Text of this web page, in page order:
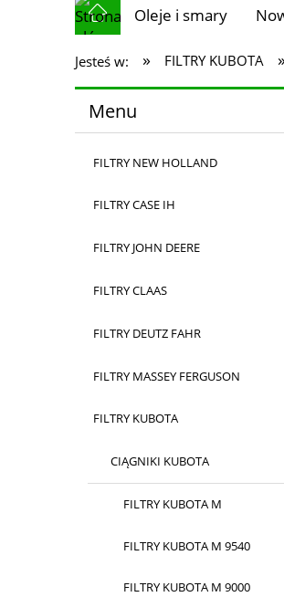
Oleje i smary
Jesteś w: » FILTRY KUBOTA
Menu
FILTRY NEW HOLLAND
FILTRY CASE IH
FILTRY JOHN DEERE
FILTRY CLAAS
FILTRY DEUTZ FAHR
FILTRY MASSEY FERGUSON
FILTRY KUBOTA
CIĄGNIKI KUBOTA
FILTRY KUBOTA M
FILTRY KUBOTA M 9540
FILTRY KUBOTA M 9000